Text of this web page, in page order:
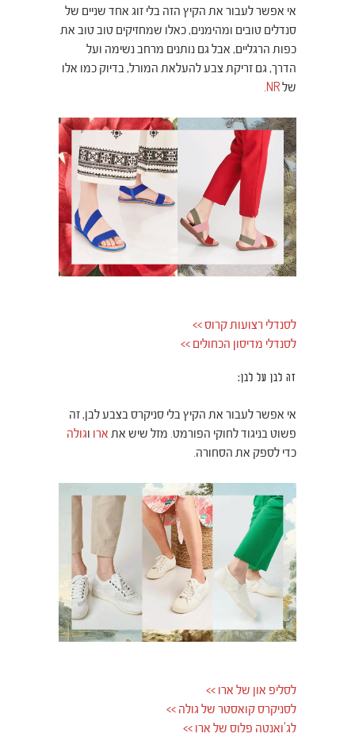
אי אפשר לעבור את הקיץ הזה בלי זוג אחד שניים של
סנדלים טובים ומהימנים, כאלו שמחזיקים טוב טוב את
כפות הרגליים, אבל גם נותנים מרחב נשימה ועל
הדרך, גם זריקת צבע להעלאת המורל, בדיוק כמו אלו
שלNR
.
לסנדלי רצועות קרוס >>
לסנדלי מדיסון הכחולים >>
זה לבן על לבן:
אי אפשר לעבור את הקיץ בלי סניקרס בצבע לבן, זה
פשוט בניגוד לחוקי הפורמט. מזל שיש את ארו וגולה
כדי לספק את הסחורה.
לסליפ און של ארו >>
לסניקרס קואסטר של גולה >>
לג'ואנטה פלוס של ארו >>